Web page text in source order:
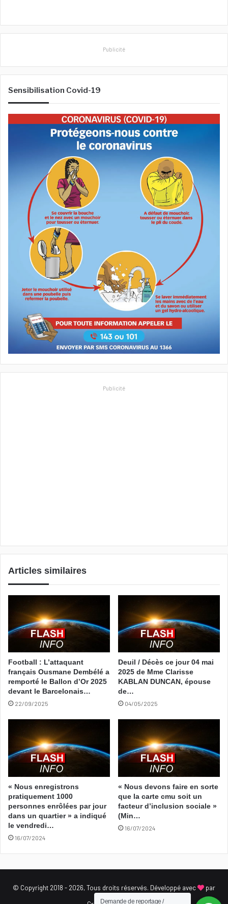
r
Publicité
Sensibilisation Covid-19
Publicité
Articles similaires
Football : L’attaquant
français Ousmane Dembélé a
remporté le Ballon d’Or 2025
devant le Barcelonais…
22/09/2025
Deuil / Décès ce jour 04 mai
2025 de Mme Clarisse
KABLAN DUNCAN, épouse
de…
04/05/2025
« Nous enregistrons
pratiquement 1000
personnes enrôlées par jour
dans un quartier » a indiqué
le vendredi…
16/07/2024
« Nous devons faire en sorte
que la carte cmu soit un
facteur d’inclusion sociale »
(Min…
16/07/2024
© Copyright 2018 - 2026, Tous droits réservés. Développé avec
par
Demande de reportage /